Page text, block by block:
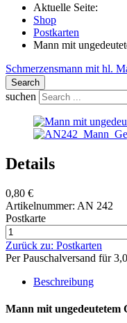
Aktuelle Seite:
Shop
Postkarten
Mann mit
Schmerzensmann mit hl.
Search
suchen
Details
0,80 €
Artikelnummer: AN 242
Postkarte
Zurück zu: Postkarten
Per Pauschalversand für
Beschreibung
Mann mit ungedeutetem